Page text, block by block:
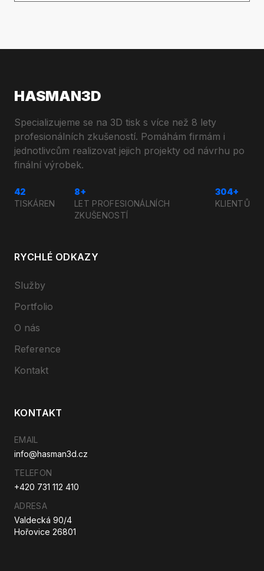
HASMAN3D
Specializujeme se na 3D tisk s více než 8 lety
profesionálních zkušeností. Pomáhám firmám i
jednotlivcům realizovat jejich projekty od návrhu po
finální výrobek.
42
TISKÁREN
8+
LET PROFESIONÁLNÍCH
ZKUŠENOSTÍ
304+
KLIENTŮ
RYCHLÉ ODKAZY
Služby
Portfolio
O nás
Reference
Kontakt
KONTAKT
EMAIL
info@hasman3d.cz
TELEFON
+420 731 112 410
ADRESA
Valdecká 90/4
Hořovice 26801